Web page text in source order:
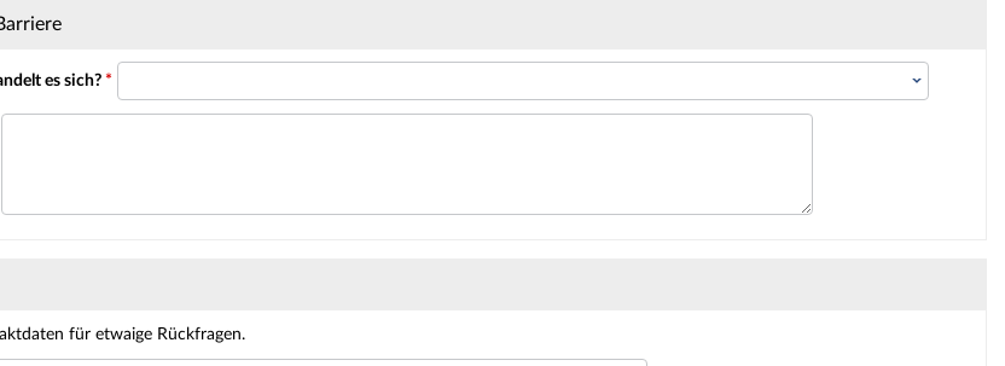
es sich? *
für etwaige Rückfragen.